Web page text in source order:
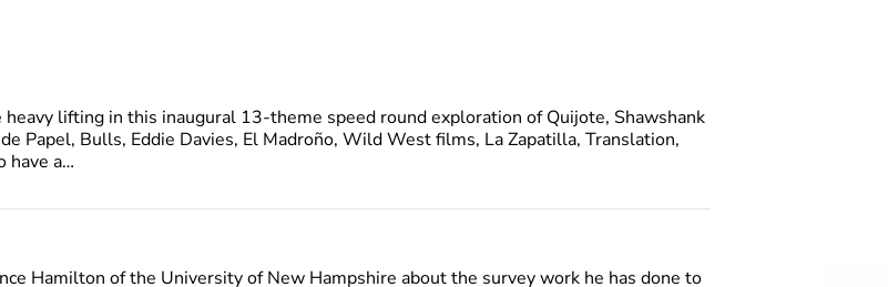
heavy lifting in this inaugural 13-theme speed round exploration of Quijote, Shawshank
Papel, Bulls, Eddie Davies, El Madroño, Wild West films, La Zapatilla, Translation,
have a…
Hamilton of the University of New Hampshire about the survey work he has done to